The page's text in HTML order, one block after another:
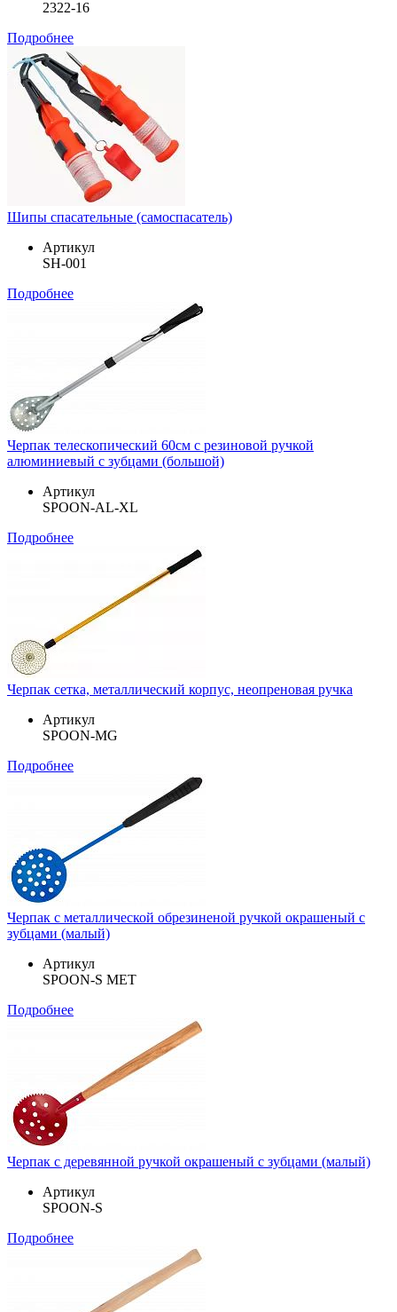
2322-16
Подробнее
Шипы спасательные (самоспасатель)
Артикул
SH-001
Подробнее
Черпак телескопический 60см с резиновой ручкой
алюминиевый с зубцами (большой)
Артикул
SPOON-AL-XL
Подробнее
Черпак сетка, металлический корпус, неопреновая ручка
Артикул
SPOON-MG
Подробнее
Черпак с металлической обрезиненой ручкой окрашеный с
зубцами (малый)
Артикул
SPOON-S MET
Подробнее
Черпак с деревянной ручкой окрашеный с зубцами (малый)
Артикул
SPOON-S
Подробнее